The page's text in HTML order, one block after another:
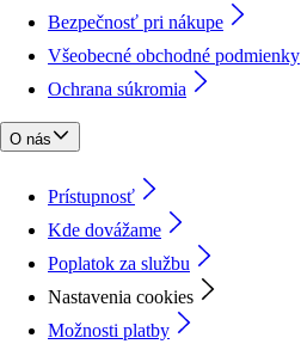
Bezpečnosť pri nákupe
Všeobecné obchodné podmienky
Ochrana súkromia
O nás
Prístupnosť
Kde dovážame
Poplatok za službu
Nastavenia cookies
Možnosti platby